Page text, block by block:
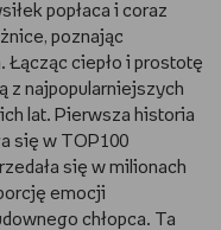
popłaca i coraz
poznając
ciepło i prostotę
z najpopularniejszych
lat. Pierwsza historia
się w TOP100
się w milionach
emocji
chłopca. Ta